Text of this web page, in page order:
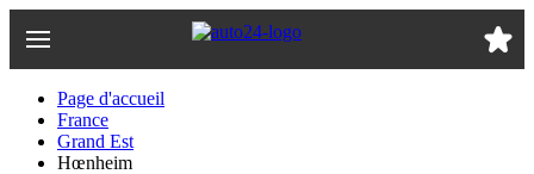
au
Page d'accueil
France
Grand Est
Hœnheim